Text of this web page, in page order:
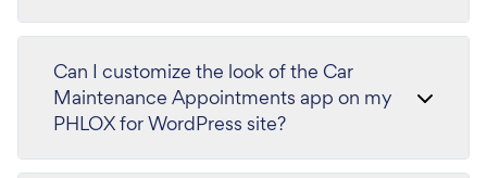
Can I customize the look of the Car
Maintenance Appointments app on my
PHLOX for WordPress site?